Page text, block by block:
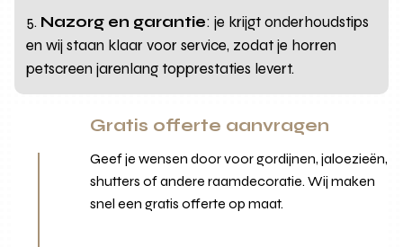
Nazorg en garantie: je krijgt onderhoudstips
en wij staan klaar voor service, zodat je horren
petscreen jarenlang topprestaties levert.
Gratis offerte aanvragen
Geef je wensen door voor gordijnen, jaloezieën,
shutters of andere raamdecoratie. Wij maken
snel een gratis offerte op maat.